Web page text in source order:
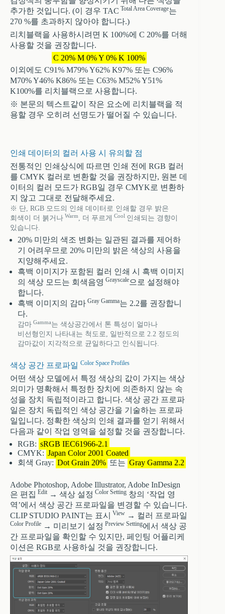
추가한 것입니다. (이 경우 TAC Total Area Coverage는
270 %를 초과하지 않아야 합니다.)
리치블랙을 사용하시려면 K 100%에 C 20%를 더해
사용할 것을 권장합니다.
C 20% M 0% Y 0% K 100%
이외에도 C91% M79% Y62% K97% 또는 C96%
M70% Y46% K86% 또는 C63% M52% Y51%
K100%를 리치블랙으로 사용합니다.
※ 본문의 텍스트같이 작은 요소에 리치블랙을 적
용할 경우 오히려 선명도가 떨어질 수 있습니다.
인쇄 데이터의 컬러 사용 시 유의할 점
전통적인 인쇄상식에 따르면 인쇄 전에 RGB 컬러
를 CMYK 컬러로 변환할 것을 권장하지만, 원본 데
이터의 컬러 모드가 RGB일 경우 CMYK로 변환하
지 않고 그대로 전달해주세요.
※ 단, RGB 모드의 인쇄 데이터로 인쇄할 경우 밝은
회색이 더 붉거나 Warm, 더 푸르게 Cool 인쇄되는 경향이
있습니다.
20% 미만의 색조 변화는 일관된 결과를 제어하
기 어려우므로 20% 미만의 밝은 색상의 사용을
지양해주세요.
흑백 이미지가 포함된 컬러 인쇄 시 흑백 이미지
의 색상 모드는 회색음영 Grayscale으로 설정해야
합니다.
흑백 이미지의 감마 Gray Gamma는 2.2를 권장합니
다.
감마 Gamma는 색상공간에서 톤 특성이 얼마나
비선형인지 나타내는 척도로, 일반적으로 2.2 정도의
감마값이 지각적으로 균일하다고 인식됩니다.
색상 공간 프로파일 Color Space Profiles
어떤 색상 모델에서 특정 색상의 값이 가지는 색상
의미가 명확해서 특정한 장치에 의존하지 않는 속
성을 장치 독립적이라고 합니다. 색상 공간 프로파
일은 장치 독립적인 색상 공간을 기술하는 프로파
일입니다. 정확한 색상의 인쇄 결과를 얻기 위해서
다음과 같이 작업 영역을 설정할 것을 권장합니다.
RGB: sRGB IEC61966-2.1
CMYK: Japan Color 2001 Coated
회색 Gray: Dot Grain 20% 또는 Gray Gamma 2.2
Adobe Photoshop, Adobe Illustrator, Adobe InDesign
은 편집 Edit → 색상 설정 Color Setting 창의 ‘작업 영
역’에서 색상 공간 프로파일을 변경할 수 있습니다.
CLIP STUDIO PAINT는 표시
View → 컬러 프로파일
Color Profile → 미리보기 설정 Preview Setting에서 색상 공
간 프로파일을 확인할 수 있지만, 페인팅 어플리케
이션은 RGB로 사용하실 것을 권장합니다.